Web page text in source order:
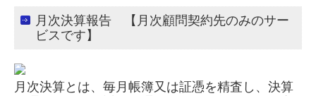
カスタマーハラスメントに対する基本方針
月次決算報告 【月次顧問契約先のみのサー
ビスです】
月次決算とは、毎月帳簿又は証憑を精査し、決算